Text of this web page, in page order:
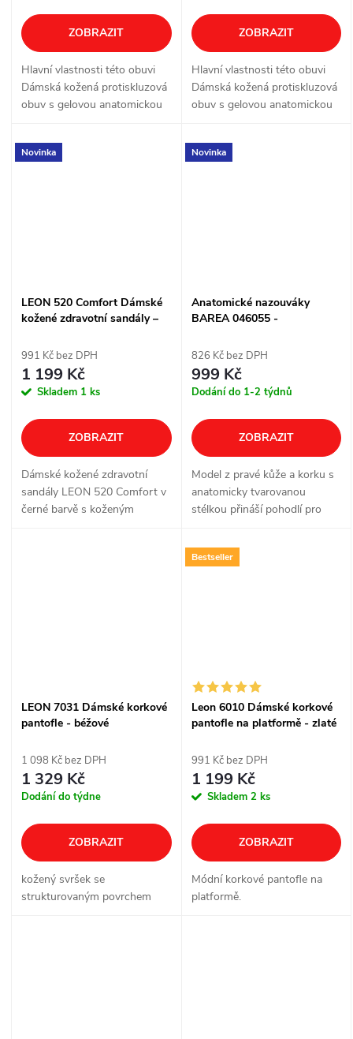
ZOBRAZIT
Hlavní vlastnosti této obuvi
Dámská kožená protiskluzová
obuv s gelovou anatomickou
ZOBRAZIT
Hlavní vlastnosti této obuvi
Dámská kožená protiskluzová
obuv s gelovou anatomickou
Novinka
LEON 520 Comfort Dámské
kožené zdravotní sandály –
991 Kč bez DPH
1 199 Kč
Skladem 1 ks
ZOBRAZIT
Dámské kožené zdravotní
sandály LEON 520 Comfort v
černé barvě s koženým
Novinka
Anatomické nazouváky
BAREA 046055 -
826 Kč bez DPH
999 Kč
Dodání do 1-2 týdnů
ZOBRAZIT
Model z pravé kůže a korku s
anatomicky tvarovanou
stélkou přináší pohodlí pro
práci i ve volném čase. Pásky
na suchý zip usnadňují rychlé
LEON 7031 Dámské korkové
pantofle - béžové
1 098 Kč bez DPH
1 329 Kč
Dodání do týdne
ZOBRAZIT
kožený svršek se
strukturovaným povrchem
Bestseller
Leon 6010 Dámské korkové
pantofle na platformě - zlaté
991 Kč bez DPH
1 199 Kč
Skladem 2 ks
ZOBRAZIT
Módní korkové pantofle na
platformě.